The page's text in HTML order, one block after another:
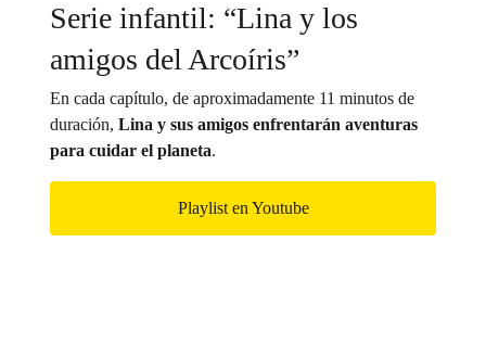
Serie infantil: “Lina y los
amigos del Arcoíris”
En cada capítulo, de aproximadamente 11 minutos de
duración, Lina y sus amigos enfrentarán aventuras
para cuidar el planeta.
Playlist en Youtube